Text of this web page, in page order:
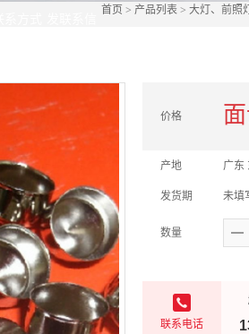
身份认证 手机
首页> 产品列表> 大灯、前照
价格
产地
广东
发货期
未填
数量
联系电话